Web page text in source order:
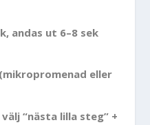
andas ut 6–8 sek
eller
“nästa lilla steg” +